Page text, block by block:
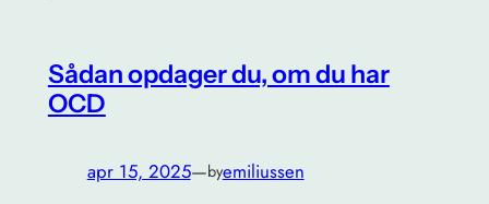
Sådan opdager du, om du har
OCD
apr 15, 2025—byemiliussen